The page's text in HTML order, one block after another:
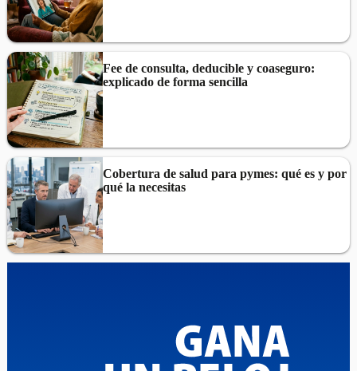
Fee de consulta, deducible y coaseguro:
explicado de forma sencilla
Cobertura de salud para pymes: qué es y por
qué la necesitas